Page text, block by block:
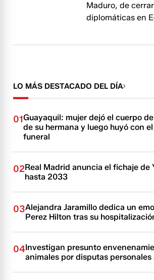
Maduro, de
diplomáticas en
LO MÁS DESTACADO DEL DÍA
01Guayaquil: mujer dejó el cuerpo
de su hermana y luego huyó con
funeral
02Real Madrid anuncia el fichaje de
hasta 2033
03Alejandra Jaramillo dedica un
Perez Hilton tras su
04Investigan presunto
animales por disputas personales